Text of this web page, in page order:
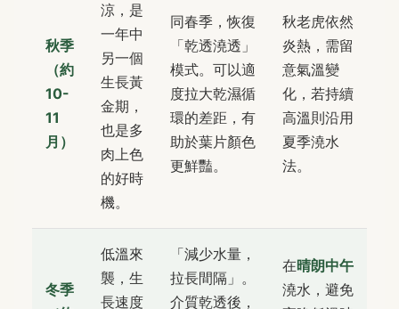
秋季
（約
10-
11
月）
涼，是
一年中
另一個
生長黃
金期，
也是多
肉上色
的好時
機。
同春季，恢復
「乾透澆透」
模式。可以適
度拉大乾濕循
環的差距，有
助於葉片顏色
更鮮豔。
秋老虎依然
炎熱，需留
意氣溫變
化，若持續
高溫則沿用
夏季澆水
法。
冬季
低溫來
襲，生
長速度
「減少水量，
拉長間隔」。
介質乾透後，
在晴朗中午
澆水，避免